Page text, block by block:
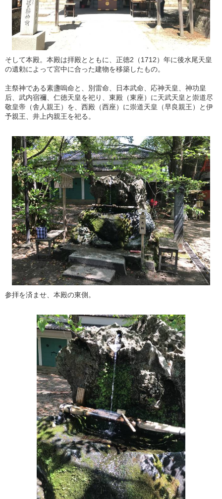
そして本殿。本殿は拝殿とともに、正徳2（1712）年に後水尾天皇
の遺勅によって宮中に合った建物を移築したもの。
主祭神である素盞嗚命と、別雷命、日本武命、応神天皇、神功皇
后、武内宿禰、仁徳天皇を祀り、東殿（東座）に天武天皇と崇道尽
敬皇帝（舎人親王）を、西殿（西座）に崇道天皇（早良親王）と伊
予親王、井上内親王を祀る。
参拝を済ませ、本殿の東側。